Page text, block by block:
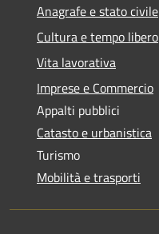
Anagrafe e stato civile
Cultura e tempo libero
Vita lavorativa
Imprese e Commercio
Appalti pubblici
Catasto e urbanistica
Turismo
Mobilità e trasporti